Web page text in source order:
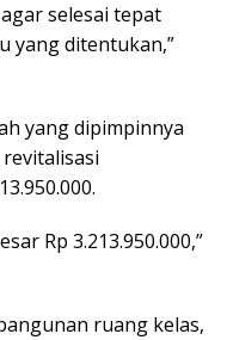
selesai tepat
yang ditentukan,”
yang dipimpinnya
Rp 3.213.950.000,”
ruang kelas,